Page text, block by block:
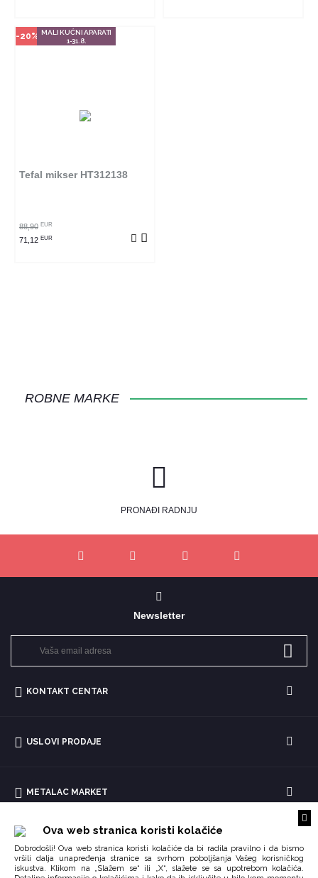
Ova web stranica koristi kolačiće
Dobrodošli! Ova web stranica koristi kolačiće da bi radila pravilno i da bismo
vršili dalja unapređenja stranice sa svrhom poboljšanja Vašeg korisničkog
iskustva. Klikom na „Slažem se“ ili „X“, slažete se sa upotrebom kolačića.
-20% MALI KUĆNI APARATI
1-31.8.
Tefal mikser HT312138
88,90 EUR
71,12 EUR
ROBNE MARKE
PRONAĐI RADNJU
Newsletter
KONTAKT CENTAR
USLOVI PRODAJE
METALAC MARKET